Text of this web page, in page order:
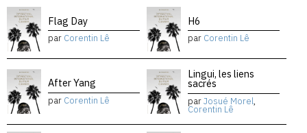
Flag Day
par Corentin Lê
H6
par Corentin Lê
After Yang
par Corentin Lê
Lingui, les liens
sacrés
parJosué Morel,
Corentin Lê